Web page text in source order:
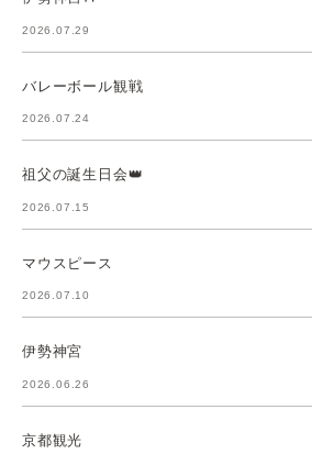
2026.07.29
バレーボール観戦
2026.07.24
祖父の誕生日会👑
2026.07.15
マウスピース
2026.07.10
伊勢神宮
2026.06.26
京都観光